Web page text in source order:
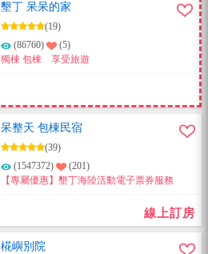
墾丁 呆呆的家
(19)
(86760)
(5)
獨棟 包棟 享受旅遊
呆整天 包棟民宿
(39)
(1547372)
(201)
【專屬優惠】墾丁海陸活動電子票券服務
線上訂房
椛嶼別院